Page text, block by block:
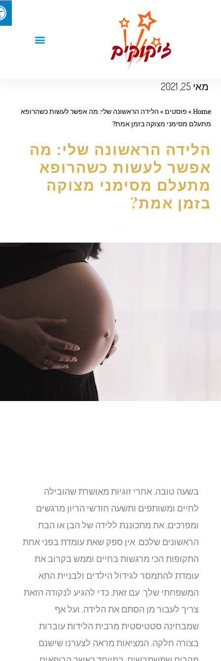
25, 2021
»פוסטים»הלידה הראשונה שלי: מה אפשר לעשות כשהרופא
מסימני מצוקה בזמן אמת?
הראשונה שלי: מה
לעשות כשהרופא
מסימני מצוקה
אמת?
בשעה טובה, אחרי זוגיות מאושרת שהובילה
לחיים ומשותפים ותשעה חודשי הריון מרגשים
ומפרכים, את מתכוננת ללידה של הבן או הבת
הראשונים שלכם. אין ספק שאת עומדת בפני אחת
התקופות הכי מרגשות בחיים וממש בקרוב את
עומדת להתמסר לגידול הילדים ולבניית התא
המשפחתי שלך. עם זאת, כדי להגיע לנקודה הזאת
צריך לעבור מן הסתם את הלידה, ועל אף
שמבחינה סטטיסטית מרבית הלידות עוברות
בצורה חלקה, המציאות מראה לצערנו שישנם